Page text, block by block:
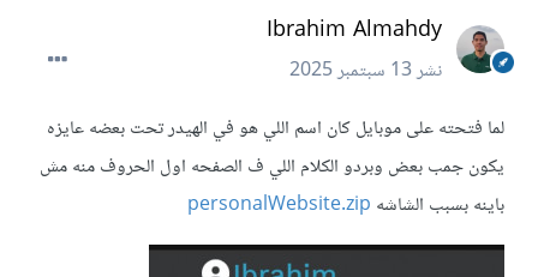
Ibrahim Almahdy
نشر13 سبتمبر 2025
لما فتحته على موبايل كان اسم اللي هو في الهيدر تحت بعضه عايزه
يكون جمب بعض وبردو الكلام اللي ف الصفحه اول الحروف منه مش
باينه بسبب الشاشه personalWebsite.zip